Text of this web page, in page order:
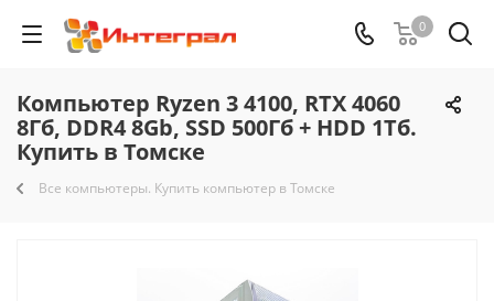
0
Компьютер Ryzen 3 4100, RTX 4060
8Гб, DDR4 8Gb, SSD 500Гб + HDD 1Тб.
Купить в Томске
Все компьютеры. Купить компьютер в Томске